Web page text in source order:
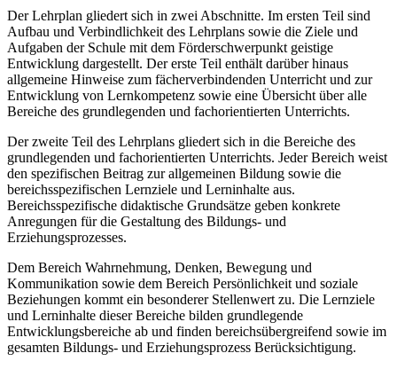
Der Lehrplan gliedert sich in zwei Abschnitte. Im ersten Teil sind
Aufbau und Verbindlichkeit des Lehrplans sowie die Ziele und
Aufgaben der Schule mit dem Förderschwerpunkt geistige
Entwicklung dargestellt. Der erste Teil enthält darüber hinaus
allgemeine Hinweise zum fächerverbindenden Unterricht und zur
Entwicklung von Lernkompetenz sowie eine Übersicht über alle
Bereiche des grundlegenden und fachorientierten Unterrichts.
Der zweite Teil des Lehrplans gliedert sich in die Bereiche des
grundlegenden und fachorientierten Unterrichts. Jeder Bereich weist
den spezifischen Beitrag zur allgemeinen Bildung sowie die
bereichsspezifischen Lernziele und Lerninhalte aus.
Bereichsspezifische didaktische Grundsätze geben konkrete
Anregungen für die Gestaltung des Bildungs- und
Erziehungsprozesses.
Dem Bereich Wahrnehmung, Denken, Bewegung und
Kommunikation sowie dem Bereich Persönlichkeit und soziale
Beziehungen kommt ein besonderer Stellenwert zu. Die Lernziele
und Lerninhalte dieser Bereiche bilden grundlegende
Entwicklungsbereiche ab und finden bereichsübergreifend sowie im
gesamten Bildungs- und Erziehungsprozess Berücksichtigung.